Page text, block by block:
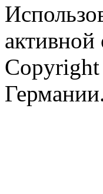
Copyright